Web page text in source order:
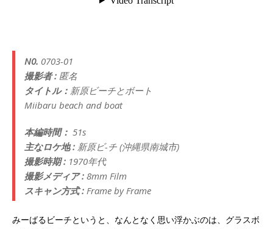
N0. 0703-01
撮影者 : 匿名
タイトル： 新原ビーチとボート
Miibaru beach and boat
本編時間： 51s
主なロケ地 : 新原ビ-チ (沖縄県南城市)
撮影時期 : 1970年代
撮影メディア : 8mm Film
スキャン方式 : Frame by Frame
みーばるビーチというと、なんとなく思い浮かぶのは、グラスボ